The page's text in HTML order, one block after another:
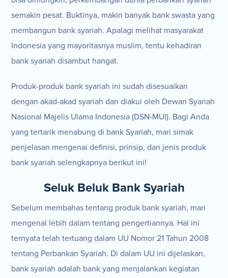
semakin pesat. Buktinya, makin banyak bank swasta yang
membangun bank syariah. Apalagi melihat masyarakat
Indonesia yang mayoritasnya muslim, tentu kehadiran
bank syariah disambut hangat.
Produk-produk bank syariah ini sudah disesuaikan
dengan akad-akad syariah dan diakui oleh Dewan Syariah
Nasional Majelis Ulama Indonesia (DSN-MUI). Bagi Anda
yang tertarik menabung di bank Syariah, mari simak
penjelasan mengenai definisi, prinsip, dan jenis produk
bank syariah selengkapnya berikut ini!
Seluk Beluk Bank Syariah
Sebelum membahas tentang produk bank syariah, mari
mengenal lebih dalam tentang pengertiannya. Hal ini
ternyata telah tertuang dalam UU Nomor 21 Tahun 2008
tentang Perbankan Syariah. Di dalam UU ini dijelaskan,
bank syariah adalah bank yang menjalankan kegiatan